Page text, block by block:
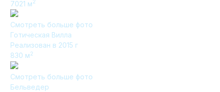
Элитные «Здоровые дома»
Дома Бизнес-класса
7021 м2
Смотреть больше фото
Готическая Вилла
Реализован в 2015 г
830 м2
Смотреть больше фото
Бельведер